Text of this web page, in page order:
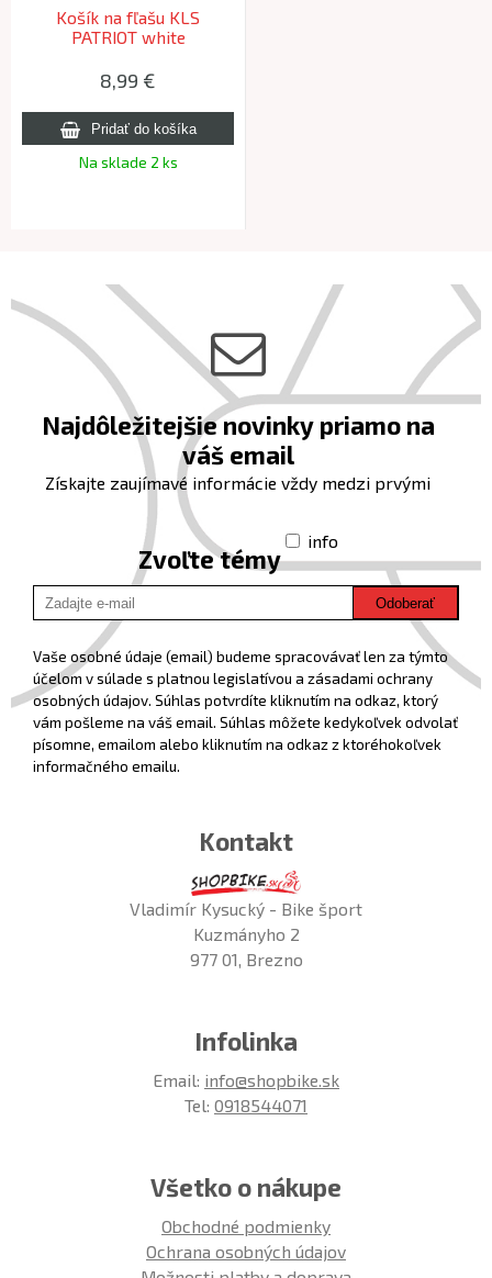
Košík na fľašu KLS
PATRIOT white
8,99 €
Na sklade 2 ks
Najdôležitejšie novinky priamo na
váš email
Získajte zaujímavé informácie vždy medzi prvými
Zvoľte témy
info
Odoberať
Vaše osobné údaje (email) budeme spracovávať len za týmto
účelom v súlade s platnou legislatívou a zásadami ochrany
osobných údajov. Súhlas potvrdíte kliknutím na odkaz, ktorý
vám pošleme na váš email. Súhlas môžete kedykoľvek odvolať
písomne, emailom alebo kliknutím na odkaz z ktoréhokoľvek
informačného emailu.
Kontakt
Vladimír Kysucký - Bike šport
Kuzmányho 2
977 01, Brezno
Infolinka
Email: info@shopbike.sk
Tel: 0918544071
Všetko o nákupe
Obchodné podmienky
Ochrana osobných údajov